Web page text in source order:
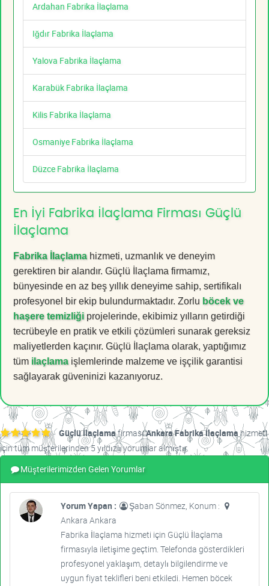
Ardahan Fabrika İlaçlama
Iğdır Fabrika İlaçlama
Yalova Fabrika İlaçlama
Karabük Fabrika İlaçlama
Kilis Fabrika İlaçlama
Osmaniye Fabrika İlaçlama
Düzce Fabrika İlaçlama
En İyi Fabrika İlaçlama Firması Güçlü
İlaçlama
Fabrika İlaçlamahizmeti, uzmanlık ve deneyim
gerektiren bir alandır. Güçlü İlaçlama firmamız,
bünyesinde en az beş yıllık deneyime sahip, sertifikalı
profesyonel bir ekip bulundurmaktadır. Zorlu böcek ve
haşere temizliği projelerinde, ekibimiz yılların getirdiği
tecrübeyle en pratik ve etkili çözümleri sunarak gereksiz
maliyetlerden kaçınır. Güçlü İlaçlama olarak, yaptığımız
tüm ilaçlamaişlemlerinde malzeme ve işçilik garantisi
sağlayarak güveninizi kazanıyoruz.
Güçlü İlaçlamafirmasıAnkara Fabrika İlaçlama hizmeti
için tüm müşterilerinden 5 yıldızlı yorumlar almıştır.
Müşterilerimizden Gelen Yorumlar
Yorum Yapan :
Şaban Sönmez, Konum :
Ankara Ankara
Fabrika İlaçlama hizmeti için Güçlü İlaçlama
firmasıyla iletişime geçtim. Telefonda gösterdikleri
profesyonel yaklaşım, detaylı bilgilendirme ve
uygun fiyat teklifleri beni etkiledi. Hemen böcek